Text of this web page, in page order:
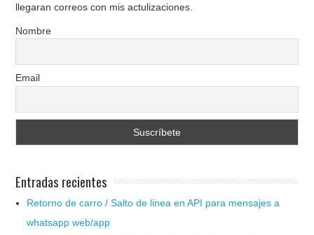
llegaran correos con mis actulizaciones.
Nombre
Email
Entradas recientes
Retorno de carro / Salto de linea en API para mensajes a
whatsapp web/app